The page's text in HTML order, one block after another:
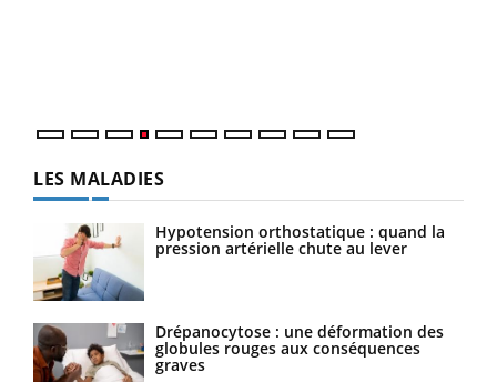
LES MALADIES
Hypotension orthostatique : quand la
pression artérielle chute au lever
Drépanocytose : une déformation des
globules rouges aux conséquences
graves